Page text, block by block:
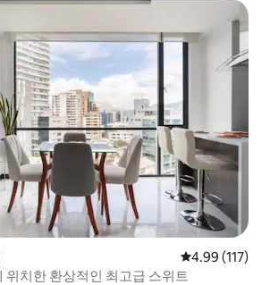
평점 4.99점(5
4.99 (117)
위치한 환상적인 최고급 스위트